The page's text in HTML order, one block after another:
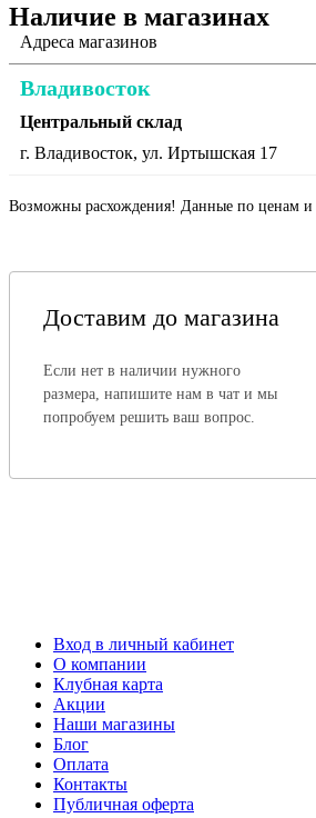
Наличие в магазинах
Адреса магазинов
Владивосток
Центральный склад
г. Владивосток, ул. Иртышская 17
Возможны расхождения! Данные по ценам и
Доставим до магазина
Если нет в наличии нужного
размера, напишите нам в чат и мы
попробуем решить ваш вопрос.
Вход в личный кабинет
О компании
Клубная карта
Акции
Наши магазины
Блог
Оплата
Контакты
Публичная оферта